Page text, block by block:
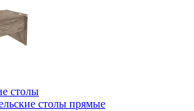
столы
столы прямые